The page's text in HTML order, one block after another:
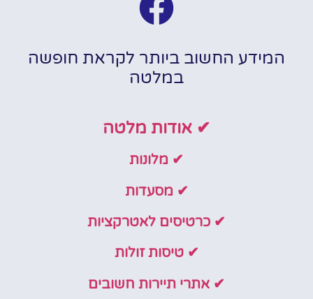
המידע החשוב ביותר לקראת חופשה
במלטה
✔ אודות מלטה
✔ מלונות
✔ מסעדות
✔ כרטיסים לאטרקציות
✔ טיסות זולות
✔ אתרי תיירות חשובים